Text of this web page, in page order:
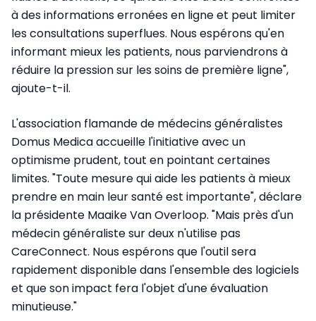
à des informations erronées en ligne et peut limiter
les consultations superflues. Nous espérons qu'en
informant mieux les patients, nous parviendrons à
réduire la pression sur les soins de première ligne",
ajoute-t-il.
L'association flamande de médecins généralistes
Domus Medica accueille l'initiative avec un
optimisme prudent, tout en pointant certaines
limites. "Toute mesure qui aide les patients à mieux
prendre en main leur santé est importante", déclare
la présidente Maaike Van Overloop. "Mais près d'un
médecin généraliste sur deux n'utilise pas
CareConnect. Nous espérons que l'outil sera
rapidement disponible dans l'ensemble des logiciels
et que son impact fera l'objet d'une évaluation
minutieuse."